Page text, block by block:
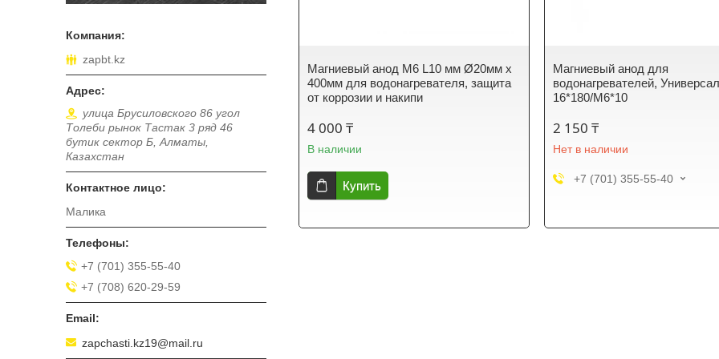
Магниевый анод M6 L10 мм Ø20мм x
400мм для водонагревателя, защита
от коррозии и накипи
4 000 ₸
В наличии
Купить
Магниевый анод для
водонагревателей,
16*180/М6*10
2 150 ₸
Нет в наличии
+7 (701) 355-55-40
zapbt.kz
улица Брусиловского 86 угол
Толеби рынок Тастак 3 ряд 46
бутик сектор Б, Алматы,
Казахстан
Малика
+7 (701) 355-55-40
+7 (708) 620-29-59
zapchasti.kz19@mail.ru